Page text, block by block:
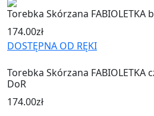
Torebka Skórzana FABIOLETKA
174.00zł
DOSTĘPNA OD RĘKI
Torebka Skórzana FABIOLETKA
DoR
174.00zł